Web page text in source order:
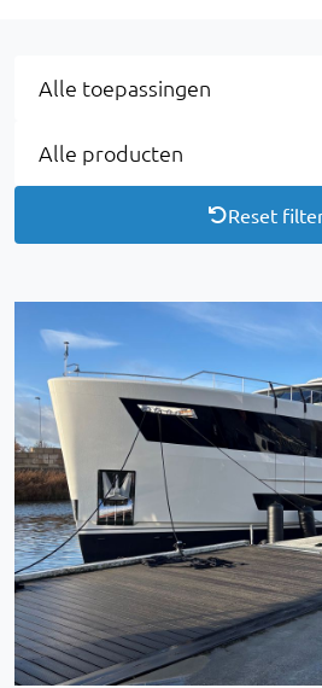
Reset